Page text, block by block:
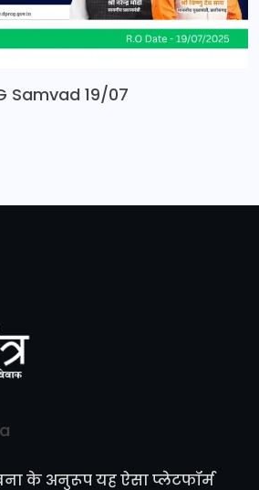
Samvad 19/07
के अनुरूप यह ऐसा प्लेटफॉर्म